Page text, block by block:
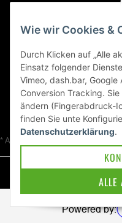
MEHR ERFAHREN
KAWASAKI WELT
Blog
* Alle Preise inkl. gesetzlicher
Powered by:
Wie wir Cookies &
Durch Klicken auf „Alle
Einsatz folgender
Vimeo, dash.bar,
Conversion Tracking.
ändern (Fingerabdruck-
finden Sie unte
Datenschutzerklärung.
ALLE